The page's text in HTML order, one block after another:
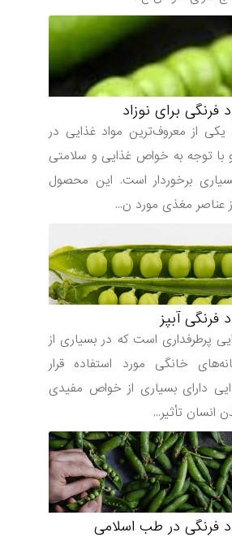
برای نوزاد
معروف‌ترین مواد غذایی در
توجه به خواص غذایی و سلامتی
برخوردار است. این محصول
مغذی مورد ن...
آبپز
است که در بسیاری از
خانگی مورد استفاده قرار
دارای بسیاری از خواص مفیدی
تأثیر...
در طب اسلامی